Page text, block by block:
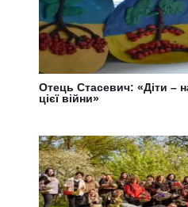
Отець Стасевич: «Діти –
цієї війни»